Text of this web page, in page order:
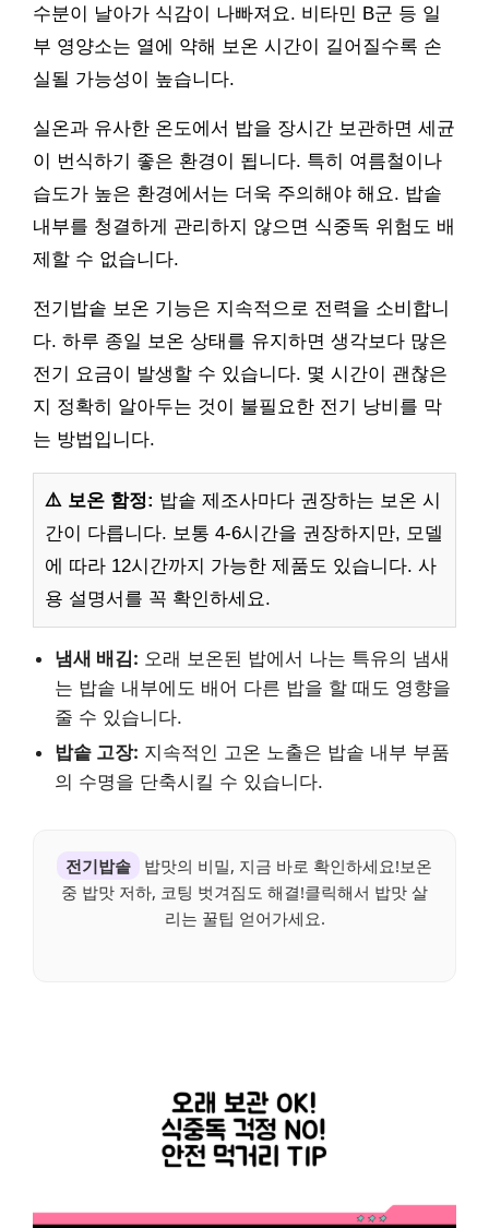
수분이 날아가 식감이 나빠져요. 비타민 B군 등 일
부 영양소는 열에 약해 보온 시간이 길어질수록 손
실될 가능성이 높습니다.
실온과 유사한 온도에서 밥을 장시간 보관하면 세균
이 번식하기 좋은 환경이 됩니다. 특히 여름철이나
습도가 높은 환경에서는 더욱 주의해야 해요. 밥솥
내부를 청결하게 관리하지 않으면 식중독 위험도 배
제할 수 없습니다.
전기밥솥 보온 기능은 지속적으로 전력을 소비합니
다. 하루 종일 보온 상태를 유지하면 생각보다 많은
전기 요금이 발생할 수 있습니다. 몇 시간이 괜찮은
지 정확히 알아두는 것이 불필요한 전기 낭비를 막
는 방법입니다.
⚠️ 보온 함정: 밥솥 제조사마다 권장하는 보온 시
간이 다릅니다. 보통 4-6시간을 권장하지만, 모델
에 따라 12시간까지 가능한 제품도 있습니다. 사
용 설명서를 꼭 확인하세요.
냄새 배김: 오래 보온된 밥에서 나는 특유의 냄새
는 밥솥 내부에도 배어 다른 밥을 할 때도 영향을
줄 수 있습니다.
밥솥 고장: 지속적인 고온 노출은 밥솥 내부 부품
의 수명을 단축시킬 수 있습니다.
전기밥솥
밥맛의 비밀, 지금 바로 확인하세요!보온
중 밥맛 저하, 코팅 벗겨짐도 해결!클릭해서 밥맛 살
리는 꿀팁 얻어가세요.